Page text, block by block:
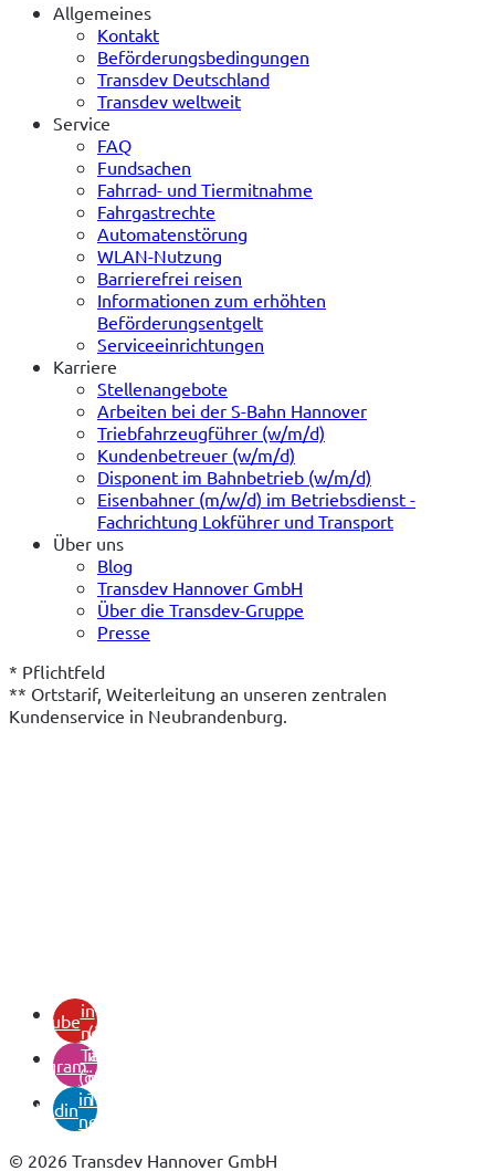
Allgemeines
Kontakt
Beförderungsbedingungen
Transdev Deutschland
Transdev weltweit
Service
FAQ
Fundsachen
Fahrrad- und Tiermitnahme
Fahrgastrechte
Automatenstörung
WLAN-Nutzung
Barrierefrei reisen
Informationen zum erhöhten
Beförderungsentgelt
Serviceeinrichtungen
Karriere
Stellenangebote
Arbeiten bei der S-Bahn Hannover
Triebfahrzeugführer (w/m/d)
Kundenbetreuer (w/m/d)
Disponent im Bahnbetrieb (w/m/d)
Eisenbahner (m/w/d) im Betriebsdienst -
Fachrichtung Lokführer und Transport
Über uns
Blog
Transdev Hannover GmbH
Über die Transdev-Gruppe
Presse
* Pflichtfeld
** Ortstarif, Weiterleitung an unseren zentralen
Kundenservice in Neubrandenburg.
youtubein
neuem
Tab)
instagram
(öffnet
in
neuem
Tab)
linkedin
(öffnet
in
neuem
© 2026 Transdev Hannover GmbH